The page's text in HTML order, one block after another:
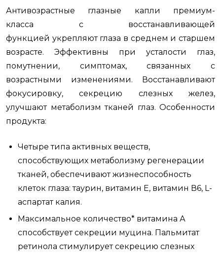
Антивозрастные глазные капли премиум-
класса с восстанавливающей
функцией укрепляют глаза в среднем и старшем
возрасте. Эффективны при усталости глаз,
помутнении, симптомах, связанных с
возрастными изменениями. Восстанавливают
фокусировку, секрецию слезных желез,
улучшают метаболизм тканей глаз. Особенности
продукта:
Четыре типа активных веществ,
способствующих метаболизму регенерации
тканей, обеспечивают жизнеспособность
клеток глаза: таурин, витамин E, витамин В6, L-
аспартат калия.
Максимальное количество* витамина А
способствует секреции муцина. Пальмитат
ретинола стимулирует секрецию слезных